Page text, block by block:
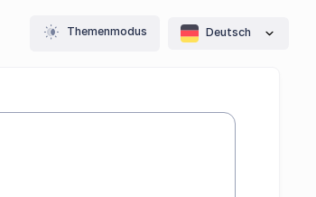
Themenmodus Deutsch